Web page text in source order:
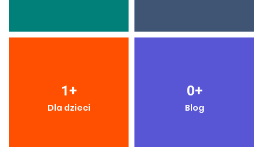
1+
Dla dzieci
0+
Blog